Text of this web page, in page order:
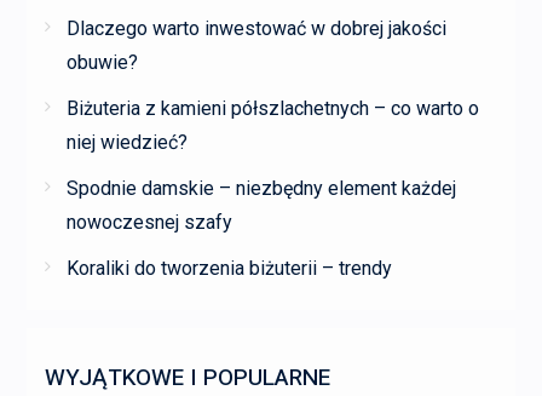
Dlaczego warto inwestować w dobrej jakości
obuwie?
Biżuteria z kamieni półszlachetnych – co warto o
niej wiedzieć?
Spodnie damskie – niezbędny element każdej
nowoczesnej szafy
Koraliki do tworzenia biżuterii – trendy
WYJĄTKOWE I POPULARNE